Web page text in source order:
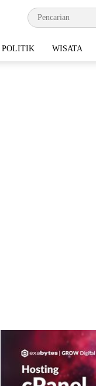
POLITIK WISATA